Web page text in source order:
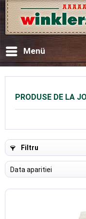
Menü
PRODUSE DE LA
Filtru